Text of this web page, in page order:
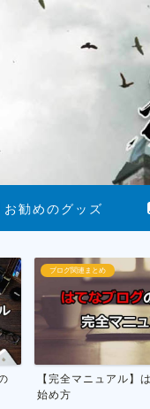
勧めのグッズ
グの
ブログ運営
私がやってる雑
月1万円を稼ぐ具